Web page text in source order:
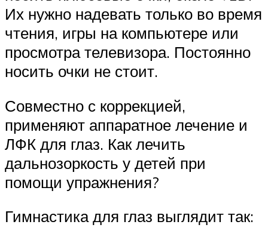
Их нужно надевать только во время
чтения, игры на компьютере или
просмотра телевизора. Постоянно
носить очки не стоит.
Совместно с коррекцией,
применяют аппаратное лечение и
ЛФК для глаз. Как лечить
дальнозоркость у детей при
помощи упражнения?
Гимнастика для глаз выглядит так: